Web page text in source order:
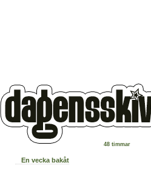
48 timmar
En vecka bakåt